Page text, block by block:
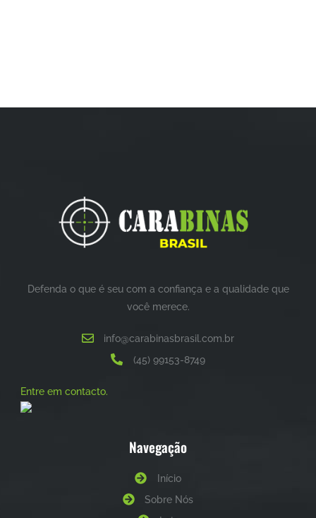
Defenda o que é seu com a confiança e a qualidade que
você merece.
info@carabinasbrasil.com.br
(45) 99153-8749
Entre em contacto.
Navegação
Início
Sobre Nós